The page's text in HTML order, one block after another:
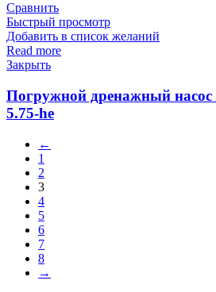
Сравнить
Быстрый просмотр
Добавить в список желаний
Read more
Закрыть
Погружной дренажный насос
5.75-he
←
1
2
3
4
5
6
7
8
→